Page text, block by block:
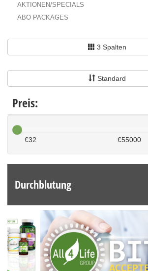
AKTIONEN/SPECIALS
ABO PACKAGES
3 Spalten
Standard
Preis:
€32 €55000
Durchblutung
Previous